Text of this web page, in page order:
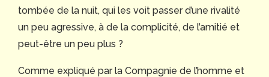
tombée de la nuit, qui les voit passer d’une rivalité
un peu agressive, à de la complicité, de l’amitié et
peut-être un peu plus ?
Comme expliqué par la Compagnie de l’homme et